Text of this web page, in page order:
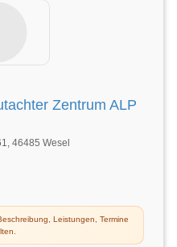
Zentrum ALP
46485 Wesel
Leistungen, Termine